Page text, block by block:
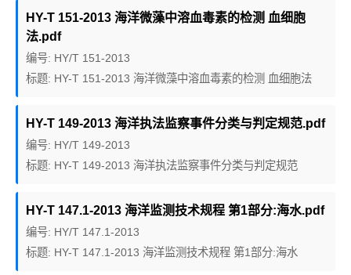
HY-T 151-2013 海洋微藻中溶血毒素的检测 血细胞
法.pdf
编号: HY/T 151-2013
标题: HY-T 151-2013 海洋微藻中溶血毒素的检测 血细胞法
HY-T 149-2013 海洋执法监察事件分类与判定规范.pdf
编号: HY/T 149-2013
标题: HY-T 149-2013 海洋执法监察事件分类与判定规范
HY-T 147.1-2013 海洋监测技术规程 第1部分:海水.pdf
编号: HY/T 147.1-2013
标题: HY-T 147.1-2013 海洋监测技术规程 第1部分:海水